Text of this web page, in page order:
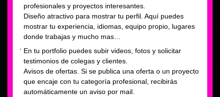
profesionales y proyectos interesantes.
Diseño atractivo para mostrar tu perfil. Aquí puedes
mostrar tu experiencia, idiomas, equipo propio, lugares
donde trabajas y mucho mas…
En tu portfolio puedes subir videos, fotos y solicitar
testimonios de colegas y clientes.
Avisos de ofertas. Si se publica una oferta o un proyecto
que encaje con tu categoría profesional, recibirás
automáticamente un aviso por mail.